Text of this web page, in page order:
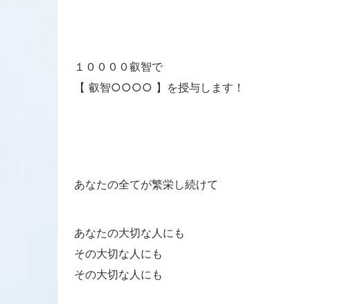
１００００叡智で
【 叡智○○○○ 】を授与します！
あなたの全てが繁栄し続けて
あなたの大切な人にも
その大切な人にも
その大切な人にも